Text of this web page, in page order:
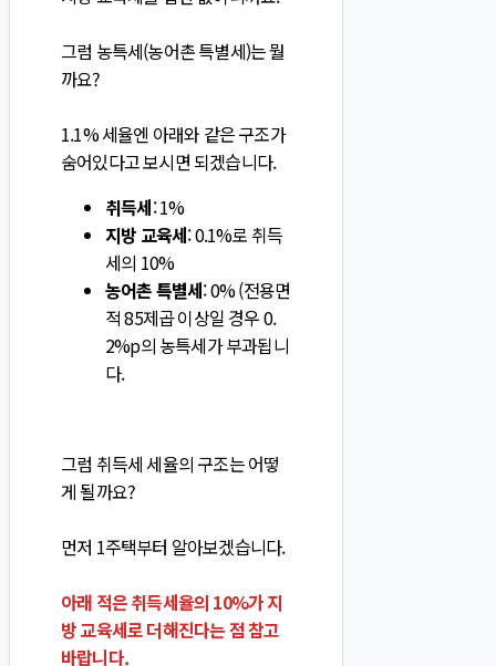
그럼 농특세(농어촌 특별세)는 뭘
까요?
1.1% 세율엔 아래와 같은 구조가
숨어있다고 보시면 되겠습니다.
취득세: 1%
지방 교육세: 0.1%로 취득
세의 10%
농어촌 특별세: 0% (전용면
적 85제곱 이상일 경우 0.
2%p의 농특세가 부과됩니
다.
그럼 취득세 세율의 구조는 어떻
게 될까요?
먼저 1주택부터 알아보겠습니다.
아래 적은 취득세율의 10%가 지
방 교육세로 더해진다는 점 참고
바랍니다.